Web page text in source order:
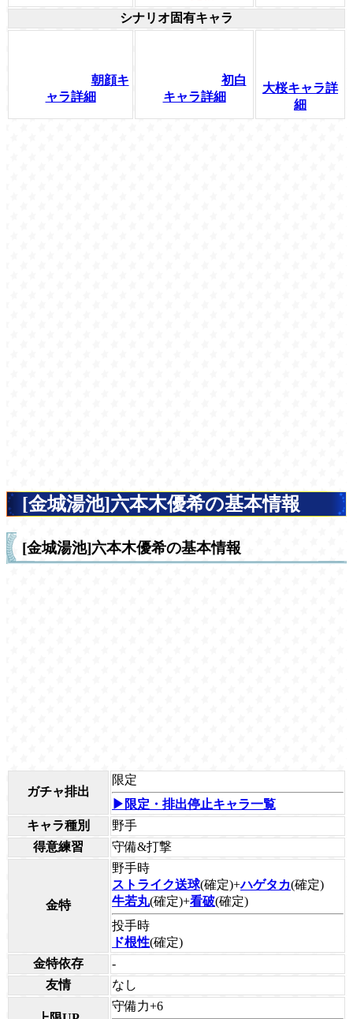
シナリオ固有キャラ
朝顔キ
ャラ詳細
初白
キャラ詳細
大桜キャラ詳
細
[金城湯池]六本木優希の基本情報
[金城湯池]六本木優希の基本情報
ガチャ排出
限定
▶限定・排出停止キャラ一覧
キャラ種別
野手
得意練習
守備&打撃
金特
野手時
ストライク送球(確定)+ハゲタカ(確定)
牛若丸(確定)+看破(確定)
投手時
ド根性(確定)
金特依存
-
友情
なし
守備力+6